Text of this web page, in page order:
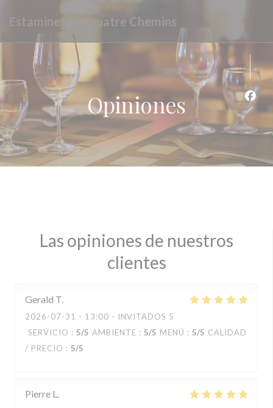
Estaminet Les quatre Chemins
Opiniones
Las opiniones de nuestros
clientes
Gerald T
2026-07-31 - 13:00 - INVITADOS 5
SERVICIO : 5/5 AMBIENTE : 5/5 MENÚ : 5/5 CALIDAD
/ PRECIO : 5/5
Pierre L